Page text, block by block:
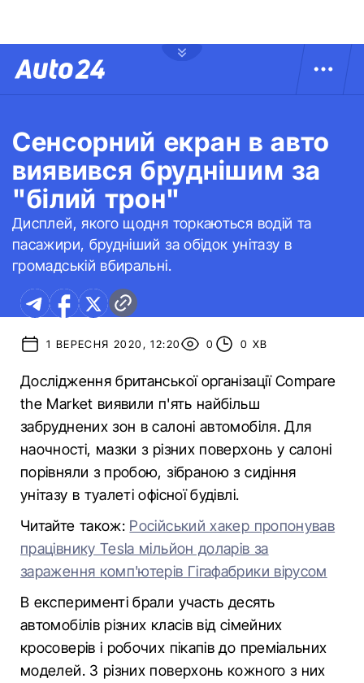
Сенсорний екран в авто
виявився бруднішим за
"білий трон"
Дисплей, якого щодня торкаються водій та
пасажири, брудніший за обідок унітазу в
громадській вбиральні.
1 ВЕРЕСНЯ 2020, 12:20 0 0 ХВ
Дослідження британської організації Compare
the Market виявили п'ять найбільш
забруднених зон в салоні автомобіля. Для
наочності, мазки з різних поверхонь у салоні
порівняли з пробою, зібраною з сидіння
унітазу в туалеті офісної будівлі.
Читайте також: Російський хакер пропонував
працівнику Tesla мільйон доларів за
зараження комп'ютерів Гігафабрики вірусом
В експерименті брали участь десять
автомобілів різних класів від сімейних
кросоверів і робочих пікапів до преміальних
моделей. З різних поверхонь кожного з них